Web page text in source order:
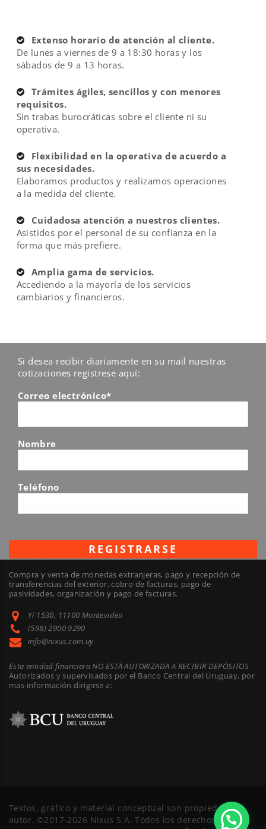
Extenso horario de atención al cliente.
De lunes a viernes de 9 a 18:30 horas y los
sábados de 9 a 13 horas.
Trámites ágiles, sencillos y con menores
requisitos.
Sin trabas burocráticas sobre el cliente ni su
operativa.
Flexibilidad en la operativa de acuerdo a
sus necesidades.
Elaboramos productos y realizamos operaciones
a la medida del cliente.
Cuidadosa atención a nuestros clientes.
Asistidos por el personal de su confianza en la
forma que más prefiere.
Amplia gama de servicios.
Accediendo a la mayoría de los servicios
cambiarios y financieros.
Si desea recibir diariamente en su mail nuestras
cotizaciones registrese aquí:
Correo electrónico*
Nombre
Teléfono
Compra y venta de monedas extranjeras, pago y recepción de
transferencias del exterior, cobro de facturas, pago de
pasividades, organización y pago de facturas.
Yí 1530, 11100 Montevideo
(598) 2900 9290
info@nixus.com.uy
Esta entidad financiera NO ESTÁ AUTORIZADA A RECIBIR DEPÓSITOS
Autorizados y supervisados por el Banco Central del Uruguay, por
mas información dirigirse a:
Textos, gráfico y material conceptual son propiedad del
autor. ©2017-2026 Nixus S.A. Todos los derechos